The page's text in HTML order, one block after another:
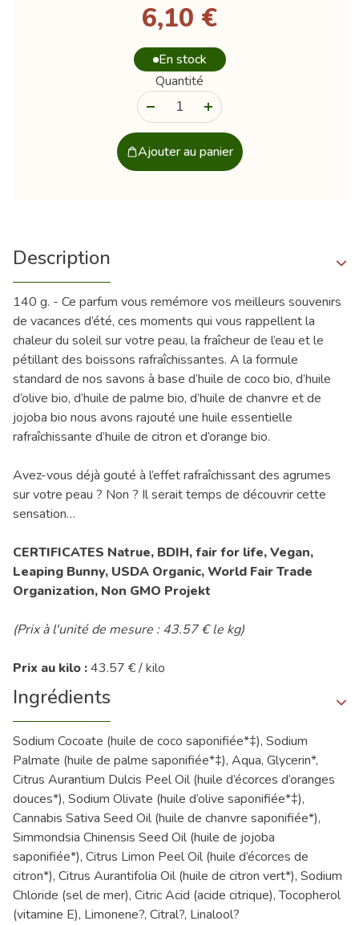
6,10 €
En stock
Quantité
Ajouter au panier
Description
140 g. - Ce parfum vous remémore vos meilleurs souvenirs
de vacances d’été, ces moments qui vous rappellent la
chaleur du soleil sur votre peau, la fraîcheur de l’eau et le
pétillant des boissons rafraîchissantes. A la formule
standard de nos savons à base d’huile de coco bio, d’huile
d’olive bio, d’huile de palme bio, d’huile de chanvre et de
jojoba bio nous avons rajouté une huile essentielle
rafraîchissante d’huile de citron et d’orange bio.
Avez-vous déjà gouté à l’effet rafraîchissant des agrumes
sur votre peau ? Non ? Il serait temps de découvrir cette
sensation…
CERTIFICATES Natrue, BDIH, fair for life, Vegan,
Leaping Bunny, USDA Organic, World Fair Trade
Organization, Non GMO Projekt
(Prix à l'unité de mesure : 43.57 € le kg)
Prix au kilo :43.57 € / kilo
Ingrédients
Sodium Cocoate (huile de coco saponifiée*‡), Sodium
Palmate (huile de palme saponifiée*‡), Aqua, Glycerin*,
Citrus Aurantium Dulcis Peel Oil (huile d’écorces d’oranges
douces*), Sodium Olivate (huile d’olive saponifiée*‡),
Cannabis Sativa Seed Oil (huile de chanvre saponifiée*),
Simmondsia Chinensis Seed Oil (huile de jojoba
saponifiée*), Citrus Limon Peel Oil (huile d’écorces de
citron*), Citrus Aurantifolia Oil (huile de citron vert*), Sodium
Chloride (sel de mer), Citric Acid (acide citrique), Tocopherol
(vitamine E), Limonene?, Citral?, Linalool?